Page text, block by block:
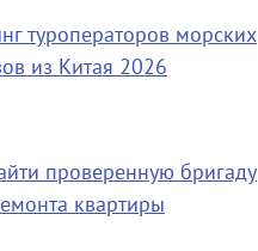
туроператоров морских
из Китая 2026
проверенную бригаду
квартиры